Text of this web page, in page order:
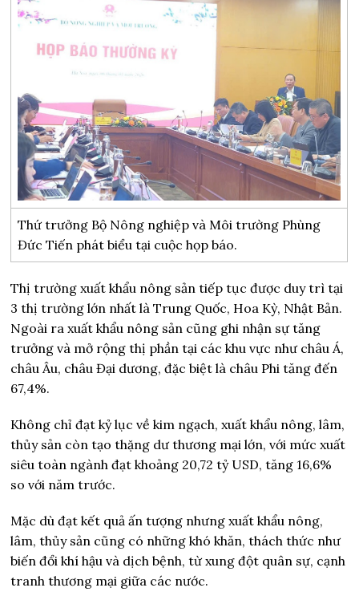
Thứ trưởng Bộ Nông nghiệp và Môi trường Phùng
Đức Tiến phát biểu tại cuộc họp báo.
Thị trường xuất khẩu nông sản tiếp tục được duy trì tại
3 thị trường lớn nhất là Trung Quốc, Hoa Kỳ, Nhật Bản.
Ngoài ra xuất khẩu nông sản cũng ghi nhận sự tăng
trưởng và mở rộng thị phần tại các khu vực như châu Á,
châu Âu, châu Đại dương, đặc biệt là châu Phi tăng đến
67,4%.
Không chỉ đạt kỷ lục về kim ngạch, xuất khẩu nông, lâm,
thủy sản còn tạo thặng dư thương mại lớn, với mức xuất
siêu toàn ngành đạt khoảng 20,72 tỷ USD, tăng 16,6%
so với năm trước.
Mặc dù đạt kết quả ấn tượng nhưng xuất khẩu nông,
lâm, thủy sản cũng có những khó khăn, thách thức như
biến đổi khí hậu và dịch bệnh, từ xung đột quân sự, cạnh
tranh thương mại giữa các nước.